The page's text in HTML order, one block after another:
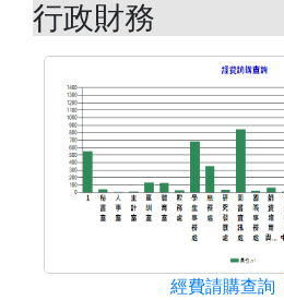
行政財務
經費請購查詢